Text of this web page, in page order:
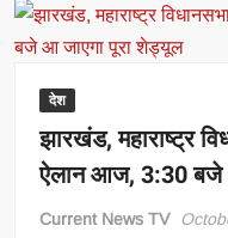
देश
झारखंड, महाराष्ट्र
ऐलान आज, 3:30 बजे
Current News TV